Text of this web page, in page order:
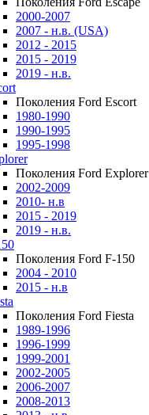
2000-2007
2007 - н.в. (USA)
2012 - 2015
2015 - 2019
2019 - н.в.
Поколения Ford Escort
1980-1990
1990-1995
1995-1998
Поколения Ford Explorer
2002-2009
2010- н.в
2015 - 2019
2019 - н.в.
Поколения Ford F-150
2004 - 2010
2015 - н.в
Поколения Ford Fiesta
1989-1996
1996-1999
1999-2001
2002-2005
2006-2007
2008-2013